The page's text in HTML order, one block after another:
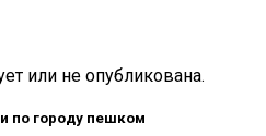
или не опубликована.
по городу пешком